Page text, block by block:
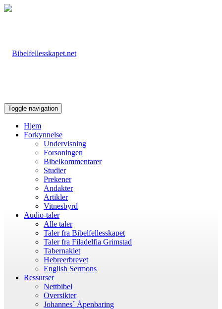
Toggle navigation
Hjem
Forkynnelse
Undervisning
Forsoningen
Bibelkommentarer
Studier
Prekener
Andakter
Artikler
Vitnesbyrd
Audio-taler
Alle taler
Taler fra Bibelfellesskapet
Taler fra Filadelfia Grimstad
Tabernaklet
Hebreerbrevet
English Sermons
Ressurser
Nettbibel
Oversikter
Johannes´ Åpenbaring